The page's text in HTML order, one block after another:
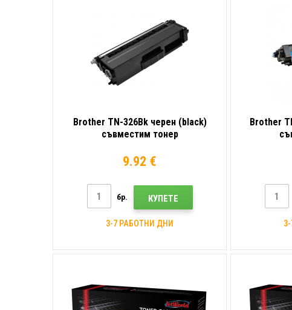
Brother TN-326Bk черен (black)
съвместим тонер
9.92 €
бр. КУПЕТЕ
3-7 РАБОТНИ ДНИ
Brother